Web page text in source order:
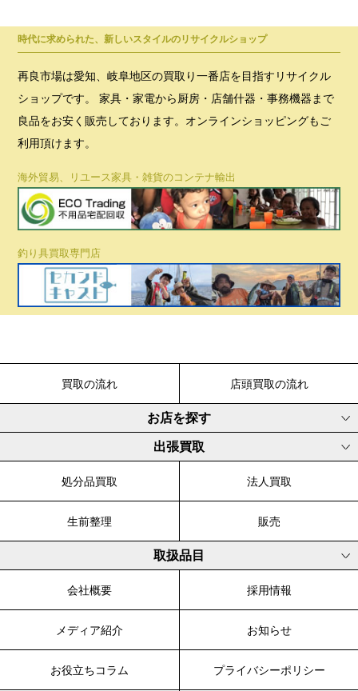
時代に求められた、新しいスタイルのリサイクルショップ
再良市場は愛知、岐阜地区の買取り一番店を目指すリサイクル
ショップです。 家具・家電から厨房・店舗什器・事務機器まで
良品をお安く販売しております。オンラインショッピングもご
利用頂けます。
海外貿易、リユース家具・雑貨のコンテナ輸出
釣り具買取専門店
買取の流れ 店頭買取の流れ
お店を探す
出張買取
処分品買取 法人買取
生前整理 販売
取扱品目
会社概要 採用情報
メディア紹介 お知らせ
お役立ちコラム プライバシーポリシー